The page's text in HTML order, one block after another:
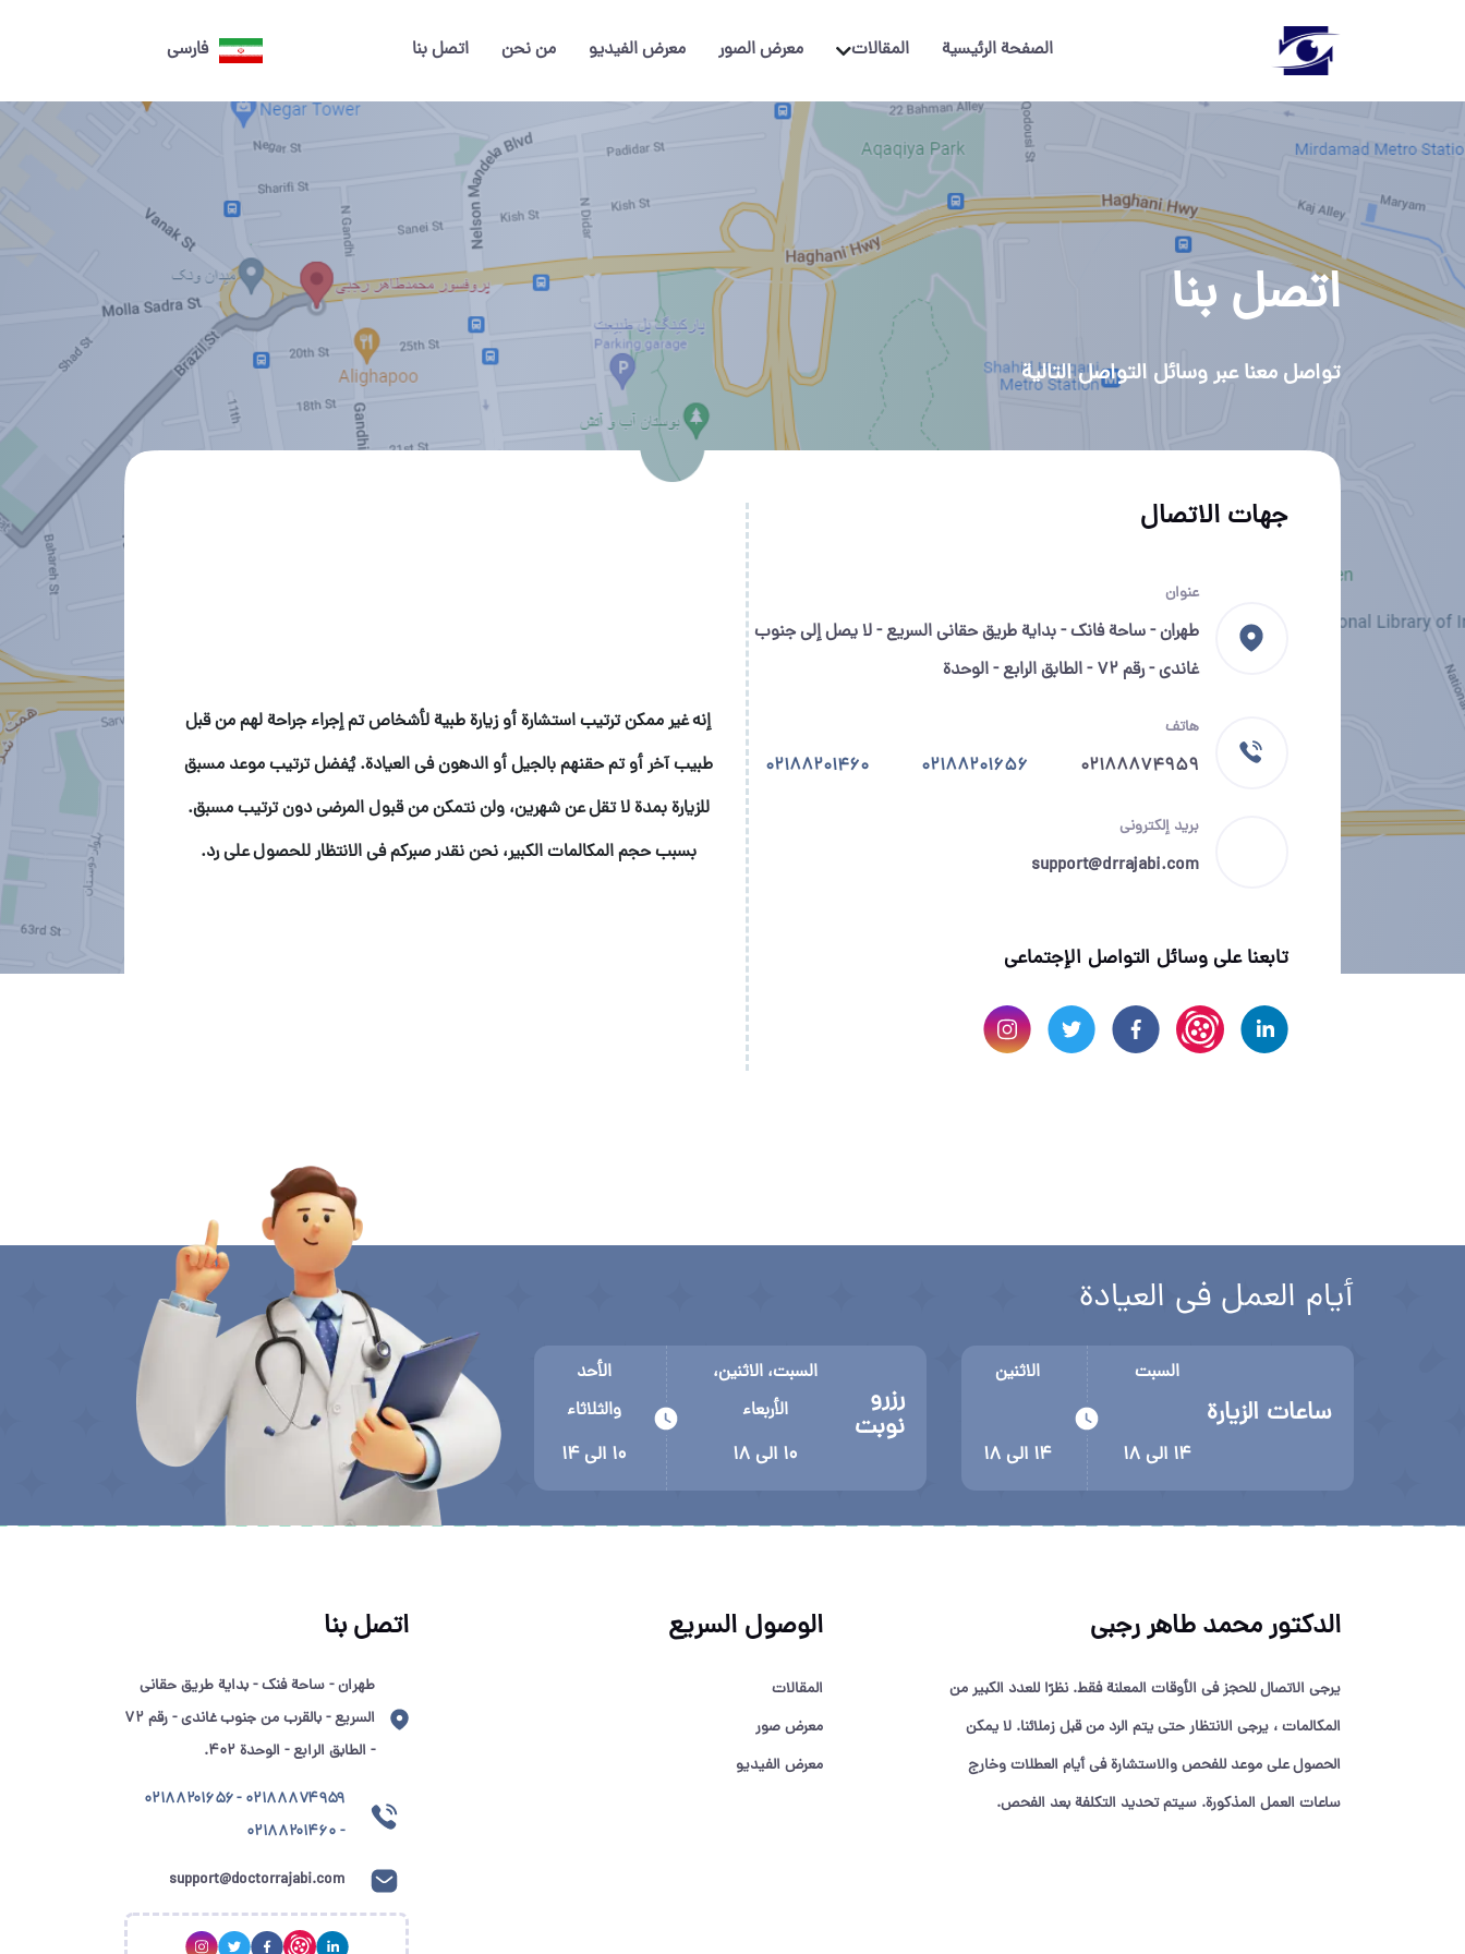
الصفحة الرئيسية المقالات معرض الصور معرض الفيديو من نحن اتصل بنا فارسی
اتصل بنا
تواصل معنا عبر وسائل التواصل التالية
جهات الاتصال
عنوان
طهران - ساحة فانك - بداية طريق حقاني السريع - لا يصل إلى جنوب
غاندي - رقم 72 - الطابق الرابع - الوحدة
هاتف
02188874959
02188201656
02188201460
بريد إلكتروني
support@drrajabi.com
تابعنا على وسائل التواصل الإجتماعي
إنه غير ممكن ترتيب استشارة أو زيارة طبية لأشخاص تم إجراء جراحة لهم من قبل
طبيب آخر أو تم حقنهم بالجيل أو الدهون في العيادة. يُفضل ترتيب موعد مسبق
للزيارة بمدة لا تقل عن شهرين، ولن نتمكن من قبول المرضى دون ترتيب مسبق.
بسبب حجم المكالمات الكبير، نحن نقدر صبركم في الانتظار للحصول على رد.
أيام العمل في العيادة
ساعات الزيارة
السبت
۱۴ الی ۱۸
الاثنين
۱۴ الی ۱۸
رزرو
نوبت
السبت، الاثنين،
الأربعاء
۱۰ الی ۱۸
الأحد
والثلاثاء
۱۰ الی ۱۴
الدكتور محمد طاهر رجبي
يرجى الاتصال للحجز في الأوقات المعلنة فقط. نظرًا للعدد الكبير من
المكالمات ، يرجى الانتظار حتى يتم الرد من قبل زملائنا. لا يمكن
الحصول على موعد للفحص والاستشارة في أيام العطلات وخارج
ساعات العمل المذكورة. سيتم تحديد التكلفة بعد الفحص.
الوصول السريع
المقالات
معرض صور
معرض الفيديو
اتصل بنا
طهران - ساحة فنك - بداية طريق حقاني
السریع - بالقرب من جنوب غاندي - رقم 72
- الطابق الرابع - الوحدة 402.
۰۲۱۸۸۸۷۴۹۵۹ - ۰۲۱۸۸۲۰۱۶۵۶
- ۰۲۱۸۸۲۰۱۴۶۰
support@doctorrajabi.com